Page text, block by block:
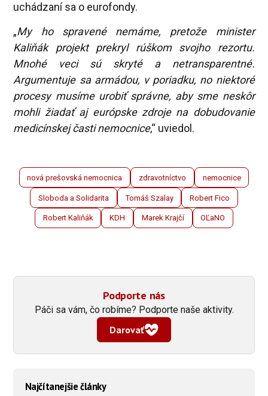
uchádzaní sa o eurofondy.
„My ho spravené nemáme, pretože minister
Kaliňák projekt prekryl rúškom svojho rezortu.
Mnohé veci sú skryté a netransparentné.
Argumentuje sa armádou, v poriadku, no niektoré
procesy musíme urobiť správne, aby sme neskôr
mohli žiadať aj európske zdroje na dobudovanie
medicínskej časti nemocnice,“ uviedol.
nová prešovská nemocnica zdravotníctvo nemocnice
Sloboda a Solidarita Tomáš Szalay Robert Fico
Robert Kaliňák KDH Marek Krajčí OĽaNO
Podporte nás
Páči sa vám, čo robíme? Podporte naše aktivity.
Darovať
Najčítanejšie články